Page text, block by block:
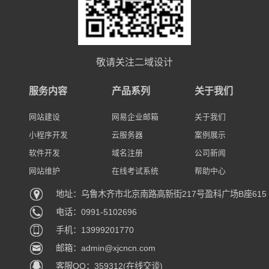
敬请关注二域设计
服务内容
网站建设
小程序开发
软件开发
网站维护
产品系列
网易企业邮箱
云服务器
域名注册
在线考试系统
关于我们
关于我们
案例展示
公司新闻
帮助中心
地址：乌鲁木齐市北京南路高新街217号盈科广场B座615
电话：0991-5102696
手机：13999201770
邮箱：admin@xjcncn.com
客服QQ：359312(在线交谈)